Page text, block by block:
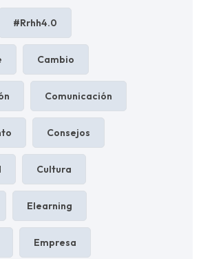
#rrhh4.0
Cambio
Comunicación
Consejos
Cultura
Elearning
Empresa